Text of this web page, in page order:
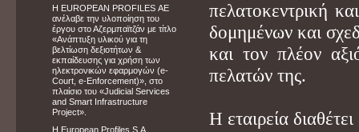
πελατοκεντρική
δομημένων και
και τον πλέον
πελατών της.
Η εταιρεία
Η EUROPEAN PROFILES ΑΕ
ανέλαβε την υλοποίηση του
έργου στο Αζερμπαϊτζάν με τίτλο
«Ανάπτυξη υλικού για τη
βελτίωση δεξιοτήτων &
εκπαίδευσης για χρήση των
ηλεκτρονικών εφαρμογών (e-
Court, e-Enforcement)», στο
πλαίσιο του «Judicial Services
and Smart Infrastructure
Project».
Η European Profiles S.A.